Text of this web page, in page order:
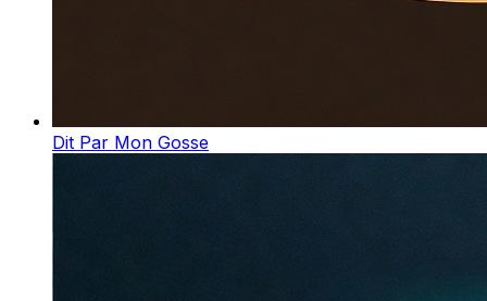
Dit Par Mon Gosse